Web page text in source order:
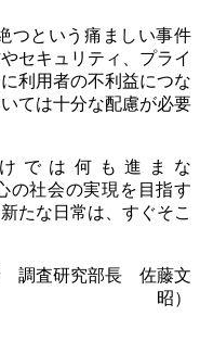
つという痛ましい事件
セキュリティ、プライ
利用者の不利益につな
ては十分な配慮が必要
では何も進まな
の社会の実現を目指す
たな日常は、すぐそこ
調査研究部長 佐藤文
昭）